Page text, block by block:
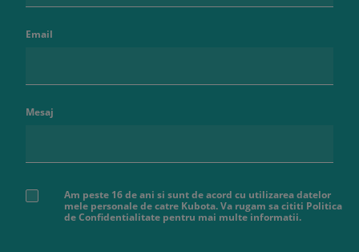
Email
Mesaj
Am peste 16 de ani si sunt de acord cu utilizarea datelor
mele personale de catre Kubota. Va rugam sa cititi Politica
de Confidentialitate pentru mai multe informatii.